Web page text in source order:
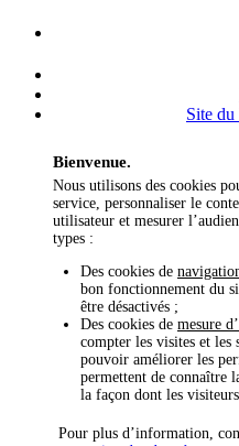
Site
Bienvenue.
Nous utilisons des cookies
service, personnaliser le
utilisateur et mesurer
types :
Des cookies de
bon fonctionnement du
être désactivés ;
Des cookies de mesure
compter les visites et les
pouvoir améliorer les
permettent de connaître
la façon dont les
Pour plus d’information,